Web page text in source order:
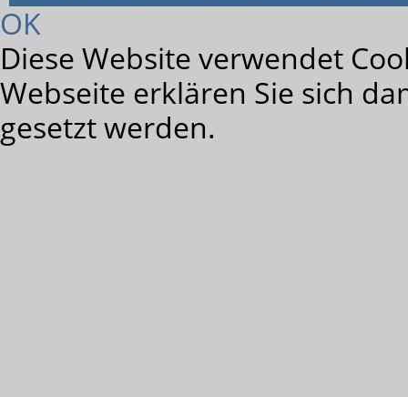
OK
Diese Website verwendet
Webseite erklären Sie sich
gesetzt werden.